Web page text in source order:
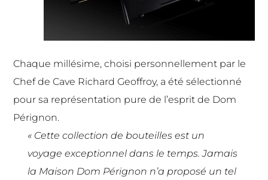
Chaque millésime, choisi personnellement par le
Chef de Cave Richard Geoffroy, a été sélectionné
pour sa représentation pure de l’esprit de Dom
Pérignon.
« Cette collection de bouteilles est un
voyage exceptionnel dans le temps. Jamais
la Maison Dom Pérignon n’a proposé un tel